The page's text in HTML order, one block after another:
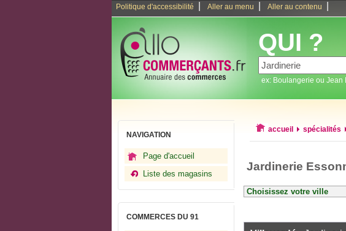
Politique d'accessibilité Aller au menu Aller au contenu
QUI ?
ex: Boulangerie ou Jean
NAVIGATION
Page d'accueil
Liste des magasins
COMMERCES DU 91
accueil spécialités
Jardinerie